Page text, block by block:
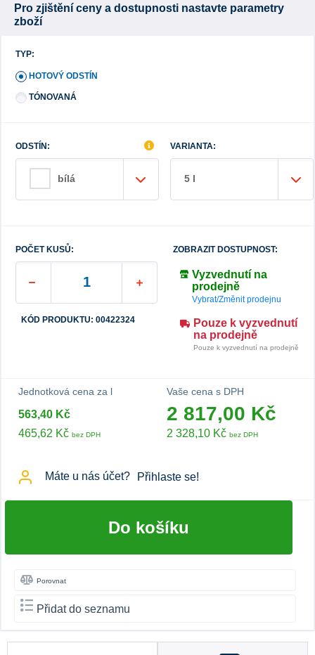
Pro zjištění ceny a dostupnosti nastavte parametry
zboží
TYP:
HOTOVÝ ODSTÍN
TÓNOVANÁ
ODSTÍN:
bílá
VARIANTA:
5 l
POČET KUSŮ:
KÓD PRODUKTU: 00422324
ZOBRAZIT DOSTUPNOST:
Vyzvednutí na
prodejně
Vybrat/Změnit prodejnu
Pouze k vyzvednutí
na prodejně
Pouze k vyzvednutí na prodejně
Jednotková cena za l
563,40 Kč
465,62 Kč bez DPH
Vaše cena s DPH
2 817,00 Kč
2 328,10 Kč bez DPH
Máte u nás účet? Přihlaste se!
Do košíku
Porovnat
Přidat do seznamu